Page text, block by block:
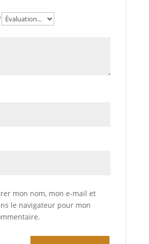
mon nom, mon e-mail et
le navigateur pour mon